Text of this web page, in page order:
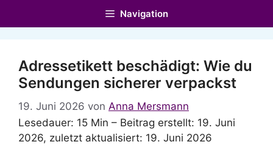
Navigation
Adressetikett beschädigt: Wie du
Sendungen sicherer verpackst
19. Juni 2026 von Anna Mersmann
Lesedauer: 15 Min – Beitrag erstellt: 19. Juni
2026, zuletzt aktualisiert: 19. Juni 2026